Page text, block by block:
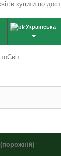
Українська
(порожній)